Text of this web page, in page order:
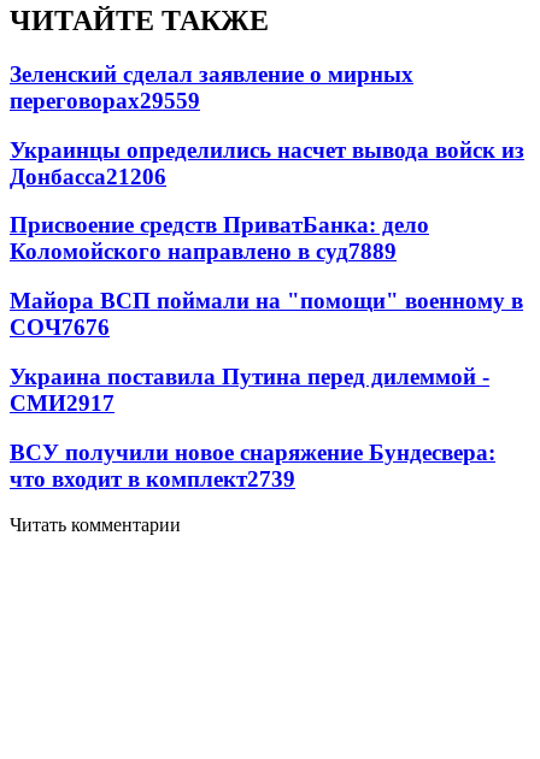
ЧИТАЙТЕ ТАКЖЕ
Зеленский сделал заявление о мирных
переговорах29559
Украинцы определились насчет вывода войск из
Донбасса21206
Присвоение средств ПриватБанка: дело
Коломойского направлено в суд7889
Майора ВСП поймали на "помощи" военному в
СОЧ7676
Украина поставила Путина перед дилеммой -
СМИ2917
ВСУ получили новое снаряжение Бундесвера:
что входит в комплект2739
Читать комментарии